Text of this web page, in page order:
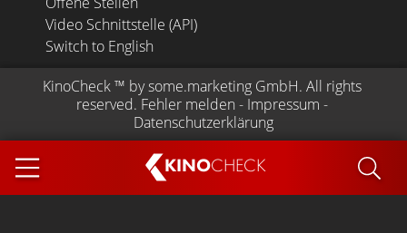
KINOCHECK
Video Schnittstelle (API)
Switch to English
KinoCheck ™ by some.marketing GmbH. All rights
reserved. Fehler melden - Impressum -
Datenschutzerklärung